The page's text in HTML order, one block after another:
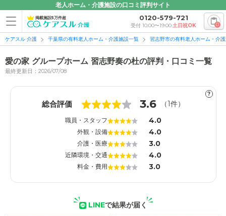
老人ホーム・介護施設の口コミ評判サイト
掲載施設5万件超 0120-579-721
受付 10:00〜19:00土日祝OK 0
ケアスル 介護 千葉県の有料老人ホーム・介護施設一覧 習志野市の有料老人ホーム・介
愛の家 グループホーム 習志野奏の杜の評判・口コミ一覧
最終更新日：2026/07/08
?
総合評価 3.6 （1件）
職員・スタッフ 4.0
外観・設備 4.0
介護・医療 3.0
近隣環境・交通 4.0
料金・費用 3.0
LINEで結果が届く